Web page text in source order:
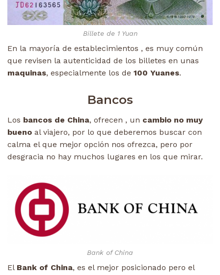
Billete de 1 Yuan
En la mayoría de establecimientos , es muy común
que revisen la autenticidad de los billetes en unas
maquinas, especialmente los de 100 Yuanes.
Bancos
Los bancos de China, ofrecen , un cambio no muy
bueno al viajero, por lo que deberemos buscar con
calma el que mejor opción nos ofrezca, pero por
desgracia no hay muchos lugares en los que mirar.
Bank of China
El Bank of China, es el mejor posicionado pero el